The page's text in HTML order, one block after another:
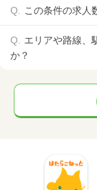
この条件の求人
エリアや路線、
か？